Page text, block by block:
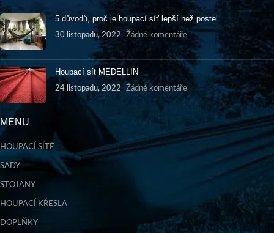
5 důvodů, proč je houpací síť lepší než postel
30 listopadu, 2022 Žádné komentáře
Houpací sít MEDELLIN
24 listopadu, 2022 Žádné komentáře
MENU
HOUPACÍ SÍTĚ
SADY
STOJANY
HOUPACÍ KŘESLA
DOPLŇKY